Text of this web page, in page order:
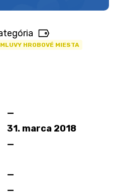
HROBOVÉ MIESTA
—
31. marca 2018
—
—
—